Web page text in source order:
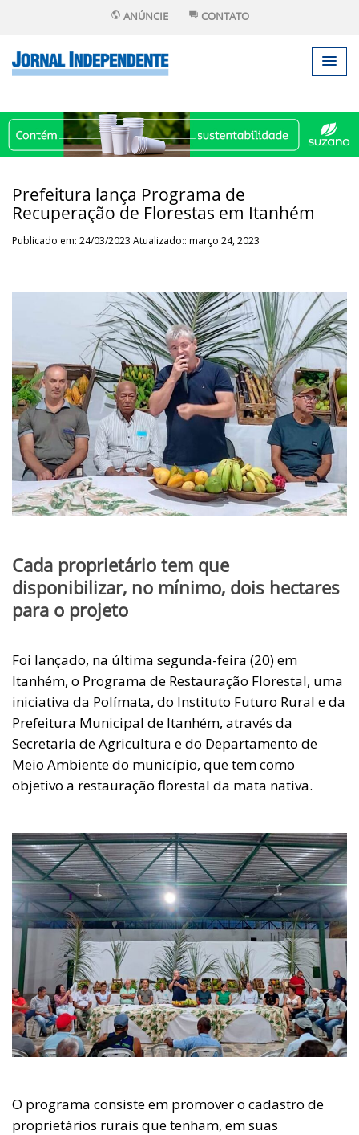
ANÚNCIE CONTATO
Prefeitura lança Programa de
Recuperação de Florestas em Itanhém
Publicado em: 24/03/2023 Atualizado:: março 24, 2023
Cada proprietário tem que
disponibilizar, no mínimo, dois hectares
para o projeto
Foi lançado, na última segunda-feira (20) em
Itanhém, o Programa de Restauração Florestal, uma
iniciativa da Polímata, do Instituto Futuro Rural e da
Prefeitura Municipal de Itanhém, através da
Secretaria de Agricultura e do Departamento de
Meio Ambiente do município, que tem como
objetivo a restauração florestal da mata nativa.
O programa consiste em promover o cadastro de
proprietários rurais que tenham, em suas